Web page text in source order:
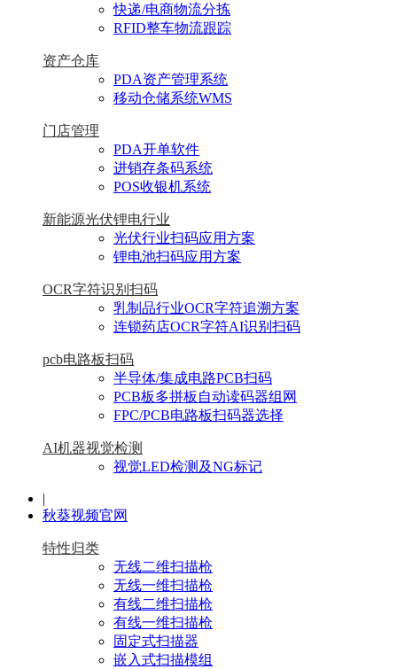
快递/电商物流分拣
RFID整车物流跟踪
资产仓库
PDA资产管理系统
移动仓储系统WMS
门店管理
PDA开单软件
进销存条码系统
POS收银机系统
新能源光伏锂电行业
光伏行业扫码应用方案
锂电池扫码应用方案
OCR字符识别扫码
乳制品行业OCR字符追溯方案
连锁药店OCR字符AI识别扫码
pcb电路板扫码
半导体/集成电路PCB扫码
PCB板多拼板自动读码器组网
FPC/PCB电路板扫码器选择
AI机器视觉检测
视觉LED检测及NG标记
|
秋葵视频官网
特性归类
无线二维扫描枪
无线一维扫描枪
有线二维扫描枪
有线一维扫描枪
固定式扫描器
嵌入式扫描模组